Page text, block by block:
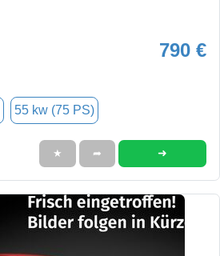
790 €
55 kw (75 PS)
★ ➦ ➜